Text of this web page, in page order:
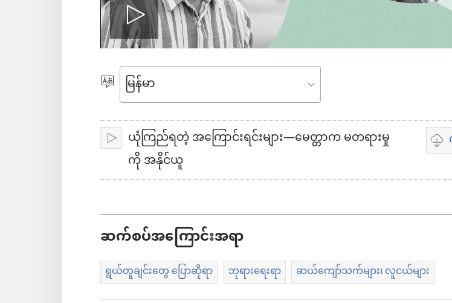
ဗီ
ဒီ
ယို
ဖွ
င့်
ဘာသာစကား
ရွေးချယ်
ပါ
ဖွင့် ယုံကြည်ရတဲ့ အကြောင်းရင်းများ—မေတ္တာက မတရားမှု
ကို အနိုင်ယူ
ဗီဒီ
ကူး
ရာ
ရွေး
စရာ
ဆက်စပ်အကြောင်းအရာ
ရွယ်တူချင်းတွေ ပြောဆိုရာ ဘုရားရေးရာ ဆယ်ကျော်သက်များ၊ လူငယ်များ